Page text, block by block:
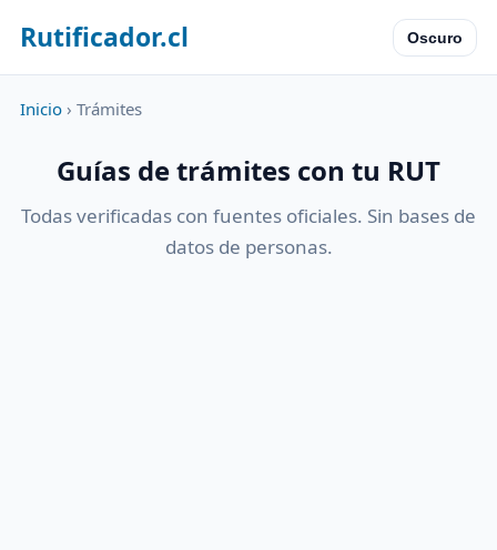
Rutificador.cl Oscuro
Inicio › Trámites
Guías de trámites con tu RUT
Todas verificadas con fuentes oficiales. Sin bases de
datos de personas.